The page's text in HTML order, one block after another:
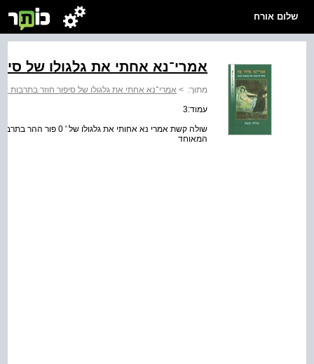
שלום אורח
אמרי־נא אחתי את גלגולו של
מתוך: > אמרי־נא אחתי את גלגולו של סיפור חוזר בתרבות
עמוד:3
שולה קשת אמרי נא אחותי
המאוחד